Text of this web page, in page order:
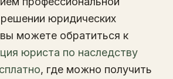
юридических
можете обратиться к
юриста по наследству
, где можно получить